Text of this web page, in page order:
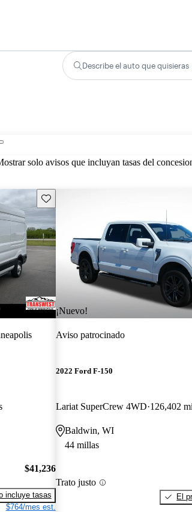
Describe el auto que quisieras
solo avisos que incluyan tasas del
Guarda este Aviso
$41,236
incluye tasas
$764/mes est.
¡Nuevo!
Aviso patrocinado
2022 Ford F-150
Lariat SuperCrew 4WD 126,402
Baldwin, WI
44 millas
Trato justo
El